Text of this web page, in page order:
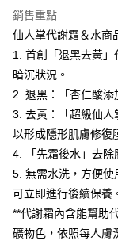
是否繳費成功／繳費後
客戶支援中心」https://
【注意事項】
１．透過由恩沛科技股
易，需依本服務之必
權轉讓予恩沛科技股
２．關於個人資料處
https://aftee.tw/terms/
３．未成年的使用者
任。
４．使用「AFTEE先
時審查核予不同之上
請求用戶進行身份認證
５．嚴禁一人註冊多個
付款後萊爾富取貨
每筆NT$100，滿
7-11付款取貨
每筆NT$100，滿
付款後7-11取貨
每筆NT$100，滿
宅配
每筆NT$100，滿
離島配送
每筆NT$150，滿
銷售重點
仙人掌代謝霜＆水商
1. 首創「退黑去黃
暗沉狀況。
2. 退黑：「杏仁酸添
3. 去黃：「超級仙
以形成隱形肌膚修復
4. 「先霜後水」去除
5. 無需水洗，方便使
可立即進行後續保養
**代謝霜內含能幫助
礦物色，依照每人膚